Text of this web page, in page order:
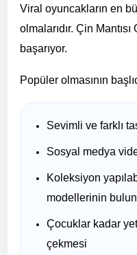
Viral oyuncakların en
olmalarıdır. Çin
başarıyor.
Popüler olmasının
Sevimli ve farklı
Sosyal medya
Koleksiyon
modellerinin
Çocuklar kadar
çekmesi